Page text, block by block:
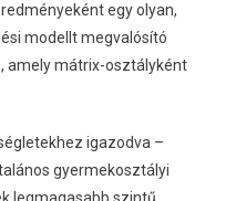
egy olyan,
modellt megvalósító
amely mátrix-osztályként
igazodva –
gyermekosztályi